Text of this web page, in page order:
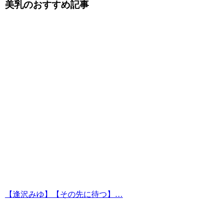
美乳のおすすめ記事
【逢沢みゆ】【その先に待つ】…